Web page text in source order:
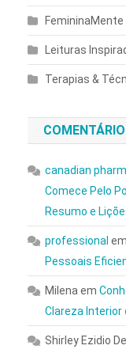
FemininaMente
Leituras
Terapias &
canadian
Comece Pelo
Resumo e
professional
Pessoais
Milena em
Clareza Interior
Shirley Ezidio